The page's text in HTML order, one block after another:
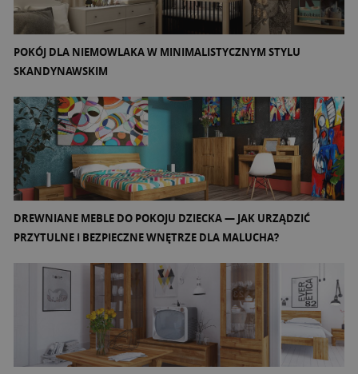
POKÓJ DLA NIEMOWLAKA W MINIMALISTYCZNYM STYLU
SKANDYNAWSKIM
DREWNIANE MEBLE DO POKOJU DZIECKA — JAK URZĄDZIĆ
PRZYTULNE I BEZPIECZNE WNĘTRZE DLA MALUCHA?